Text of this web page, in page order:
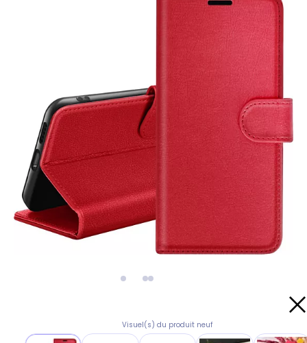
Visuel(s) du produit neuf